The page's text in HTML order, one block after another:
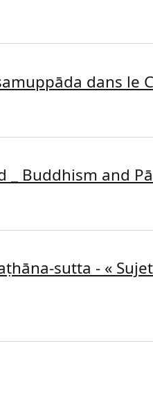
dans le
_ Buddhism and
sutta - «